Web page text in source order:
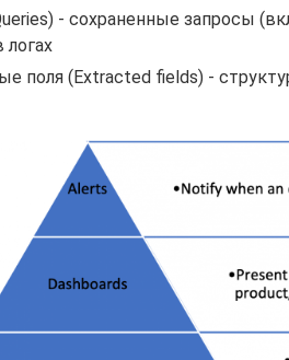
- сохраненные запросы
логах
поля (Extracted fields) -